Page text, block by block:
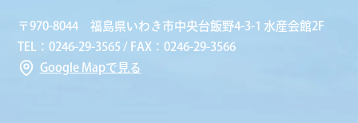
〒970-8044 福島県いわき市中央台飯野4-3-1 水産会館2F
TEL：0246-29-3565 / FAX：0246-29-3566
Google Mapで見る